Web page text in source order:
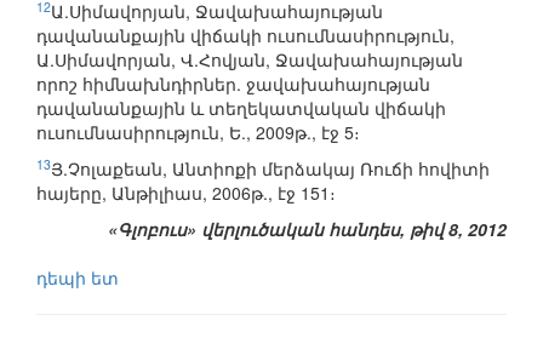
12Ա.Սիմավորյան, Ջավախահայության
դավանանքային վիճակի ուսումնասիրություն,
Ա.Սիմավորյան, Վ.Հովյան, Ջավախահայության
որոշ հիմնախնդիրներ. ջավախահայության
դավանանքային և տեղեկատվական վիճակի
ուսումնասիրություն, Ե., 2009թ., էջ 5։
13Յ.Չոլաքեան, Անտիոքի մերձակայ Ռուճի հովիտի
հայերը, Անթիլիաս, 2006թ., էջ 151։
«Գլոբուս» վերլուծական հանդես, թիվ 8, 2012
դեպի ետ